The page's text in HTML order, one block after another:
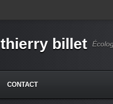
thierry billet
CONTACT